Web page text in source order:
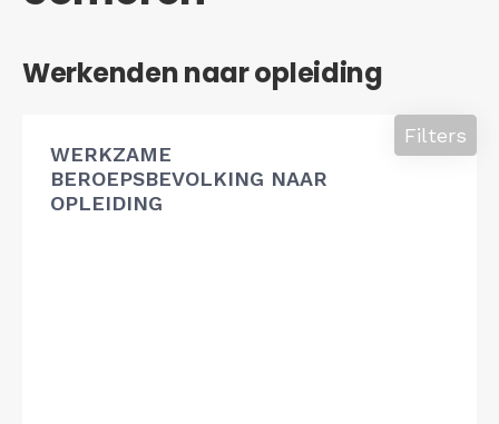
Werkenden naar opleiding
WERKZAME
BEROEPSBEVOLKING NAAR
OPLEIDING
Filters